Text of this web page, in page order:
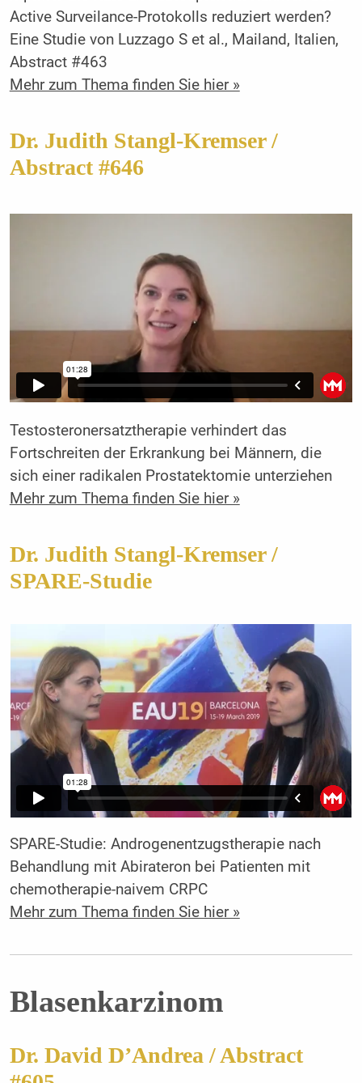
Active Surveilance-Protokolls reduziert werden?
Eine Studie von Luzzago S et al., Mailand, Italien,
Abstract #463
Mehr zum Thema finden Sie hier »
Dr. Judith Stangl-Kremser /
Abstract #646
Testosteronersatztherapie verhindert das
Fortschreiten der Erkrankung bei Männern, die
sich einer radikalen Prostatektomie unterziehen
Mehr zum Thema finden Sie hier »
Dr. Judith Stangl-Kremser /
SPARE-Studie
SPARE-Studie: Androgenentzugstherapie nach
Behandlung mit Abirateron bei Patienten mit
chemotherapie-naivem CRPC
Mehr zum Thema finden Sie hier »
Blasenkarzinom
Dr. David D’Andrea / Abstract